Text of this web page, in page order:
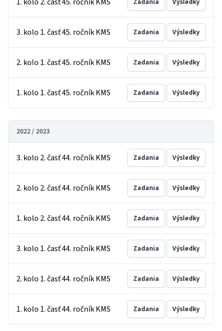
Zadania Výsledky
3. kolo 1. časť 45. ročník KMS Zadania Výsledky
2. kolo 1. časť 45. ročník KMS Zadania Výsledky
1. kolo 1. časť 45. ročník KMS Zadania Výsledky
2022 / 2023
3. kolo 2. časť 44. ročník KMS Zadania Výsledky
2. kolo 2. časť 44. ročník KMS Zadania Výsledky
1. kolo 2. časť 44. ročník KMS Zadania Výsledky
3. kolo 1. časť 44. ročník KMS Zadania Výsledky
2. kolo 1. časť 44. ročník KMS Zadania Výsledky
1. kolo 1. časť 44. ročník KMS Zadania Výsledky